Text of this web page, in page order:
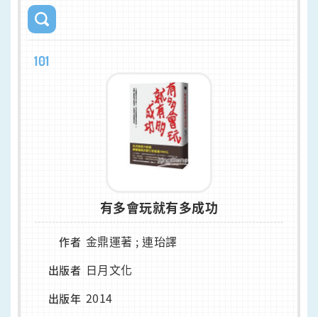
101
有多會玩就有多成功
作者 金鼎運著 ; 連珆譯
出版者 日月文化
出版年 2014